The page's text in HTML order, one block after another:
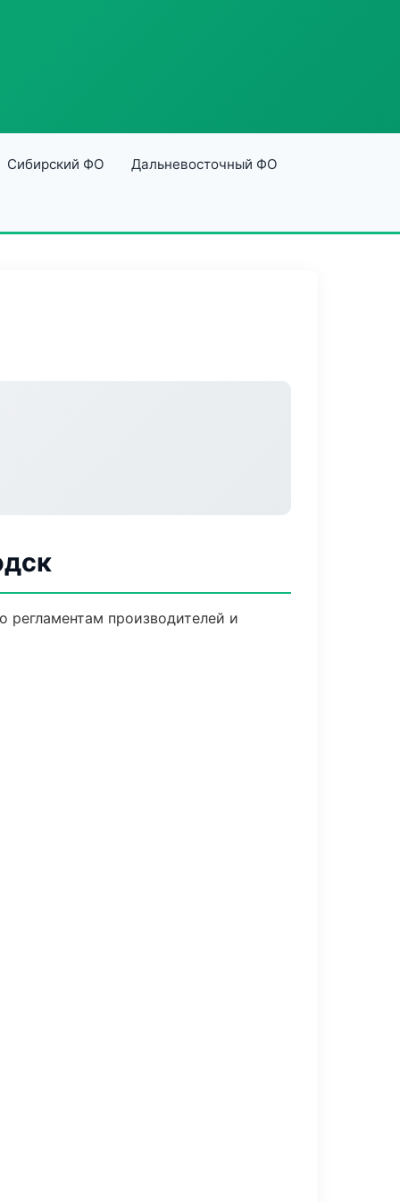
Сибирский ФО Дальневосточный ФО
регламентам производителей и